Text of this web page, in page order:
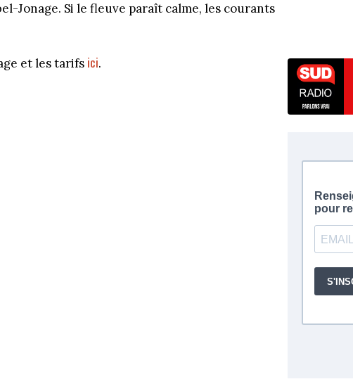
Jonage. Si le fleuve paraît calme, les courants
et les tarifs ici.